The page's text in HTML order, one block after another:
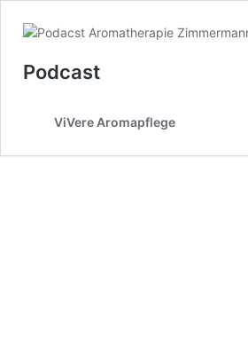
Podcast
ViVere Aromapflege